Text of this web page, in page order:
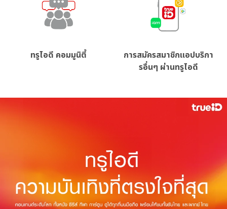
ทรูไอดี คอมมูนิตี้
การสมัครสมาชิกแอปบริกา
รอื่นๆ ผ่านทรูไอดี